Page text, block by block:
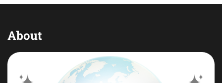
About